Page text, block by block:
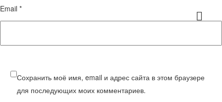
Email *
Сохранить моё имя, email и адрес сайта в этом браузере
для последующих моих комментариев.